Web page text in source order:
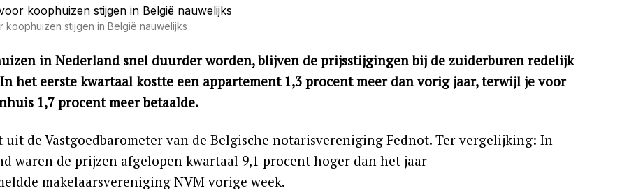
koophuizen stijgen in België nauwelijks
in Nederland snel duurder worden, blijven de prijsstijgingen bij de zuiderburen redelijk
het eerste kwartaal kostte een appartement 1,3 procent meer dan vorig jaar, terwijl je voor
1,7 procent meer betaalde.
uit de Vastgoedbarometer van de Belgische notarisvereniging Fednot. Ter vergelijking: In
waren de prijzen afgelopen kwartaal 9,1 procent hoger dan het jaar
makelaarsvereniging NVM vorige week.